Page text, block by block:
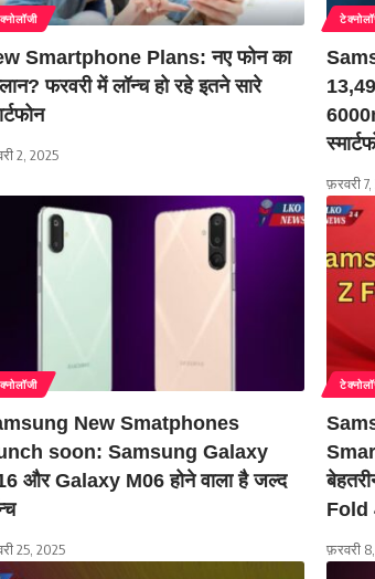
Smartphone Plans: नए फोन का
फरवरी में लॉन्च हो रहे इतने सारे
2, 2025
फ़रवरी
New Smatphones
soon: Samsung Galaxy
और Galaxy M06 होने वाला है जल्द
25, 2025
Fold
फ़रवरी